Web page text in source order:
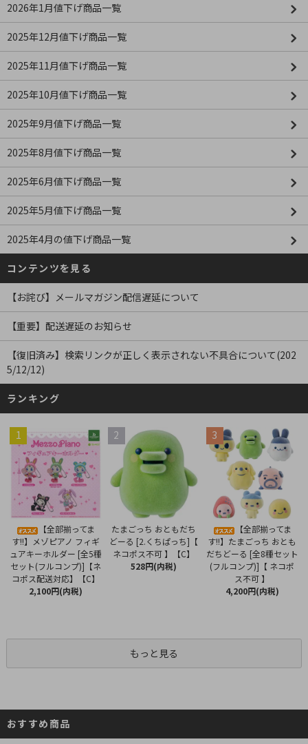
2026年1月値下げ商品一覧
2025年12月値下げ商品一覧
2025年11月値下げ商品一覧
2025年10月値下げ商品一覧
2025年9月値下げ商品一覧
2025年8月値下げ商品一覧
2025年6月値下げ商品一覧
2025年5月値下げ商品一覧
2025年4月の値下げ商品一覧
コンテンツを見る
【お詫び】メールマガジン配信遅延について
【重要】配送遅延のお知らせ
【復旧済み】検索リンクが正しく表示されない不具合について(202
5/12/12)
ランキング
1
【全部揃ってま
す!!】メゾピアノ フィギ
ュアキーホルダー [全5種
セット(フルコンプ)]【ネ
コポス配送対応】【C】
2,100円(内税)
2
たまごっち おともだち
どーる [2.くちぱっち]【
ネコポス不可 】【C】
528円(内税)
3
【全部揃ってま
す!!】たまごっち おとも
だちどーる [全8種セット
(フルコンプ)]【 ネコポ
ス不可 】
4,200円(内税)
もっと見る
おすすめ商品